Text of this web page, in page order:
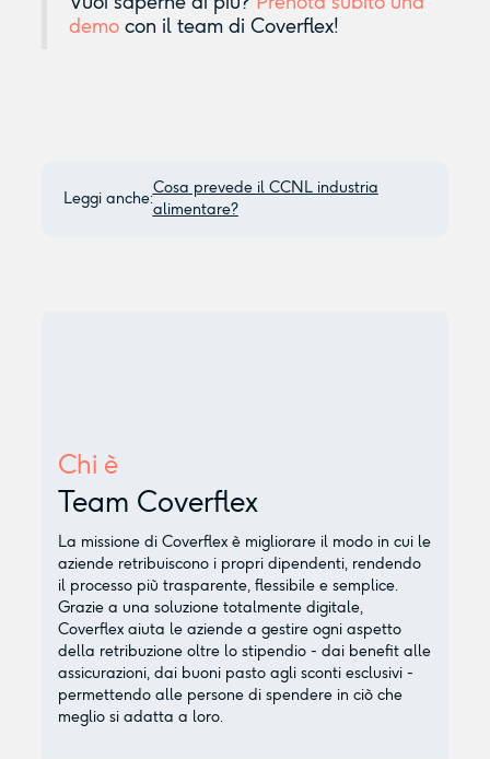
democon il team di Coverflex!
Leggi anche:
Cosa prevede il CCNL industria
alimentare?
Chi è
Team Coverflex
La missione di Coverflex è migliorare il modo in cui le
aziende retribuiscono i propri dipendenti, rendendo
il processo più trasparente, flessibile e semplice.
Grazie a una soluzione totalmente digitale,
Coverflex aiuta le aziende a gestire ogni aspetto
della retribuzione oltre lo stipendio - dai benefit alle
assicurazioni, dai buoni pasto agli sconti esclusivi -
permettendo alle persone di spendere in ciò che
meglio si adatta a loro.